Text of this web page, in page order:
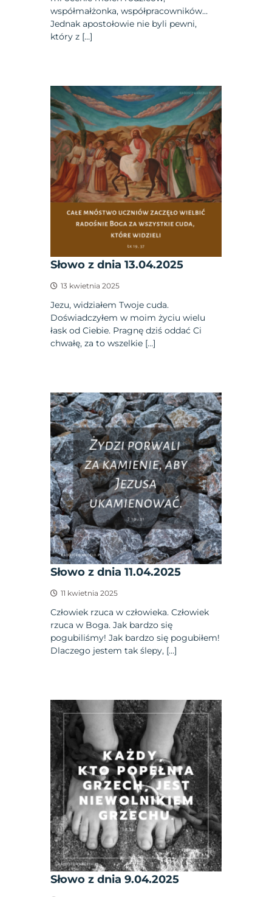
współmałżonka, współpracowników…
Jednak apostołowie nie byli pewni,
który z […]
Słowo z dnia 13.04.2025
13 kwietnia 2025
Jezu, widziałem Twoje cuda.
Doświadczyłem w moim życiu wielu
łask od Ciebie. Pragnę dziś oddać Ci
chwałę, za to wszelkie […]
Słowo z dnia 11.04.2025
11 kwietnia 2025
Człowiek rzuca w człowieka. Człowiek
rzuca w Boga. Jak bardzo się
pogubiliśmy! Jak bardzo się pogubiłem!
Dlaczego jestem tak ślepy, […]
Słowo z dnia 9.04.2025